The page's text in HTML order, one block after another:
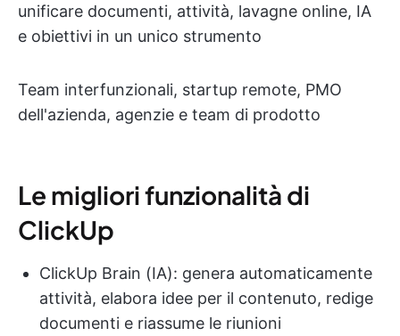
unificare documenti, attività, lavagne online, IA
e obiettivi in un unico strumento
Team interfunzionali, startup remote, PMO
dell'azienda, agenzie e team di prodotto
Le migliori funzionalità di
ClickUp
ClickUp Brain (IA): genera automaticamente
attività, elabora idee per il contenuto, redige
documenti e riassume le riunioni